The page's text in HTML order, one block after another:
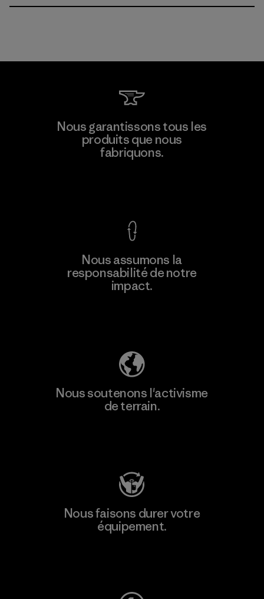
Nous garantissons tous les
produits que nous
fabriquons.
Nous assumons la
responsabilité de notre
impact.
Nous soutenons l'activisme
de terrain.
Nous faisons durer votre
équipement.